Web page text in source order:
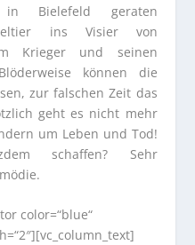
in Bielefeld geraten
ins Visier von
Krieger und seinen
können die
zur falschen Zeit das
geht es nicht mehr
um Leben und Tod!
schaffen? Sehr
color=“blue“